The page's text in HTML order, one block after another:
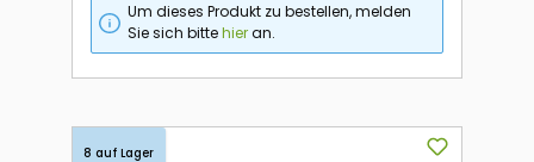
Um dieses Produkt zu bestellen, melden
Sie sich bittehieran.
8 auf Lager